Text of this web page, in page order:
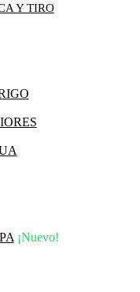
Y TIRO
¡Nuevo!